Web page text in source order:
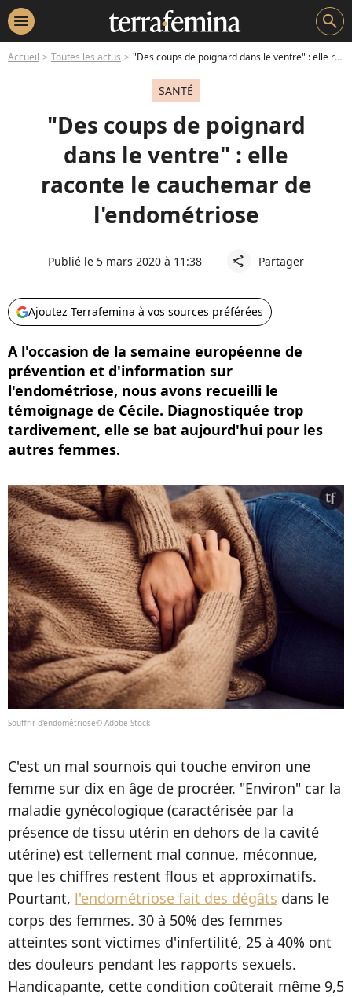
menu search
Accueil Toutes les actus "Des coups de poignard dans le ventre" : elle raconte le cauchemar de l'endométriose
SANTÉ
"Des coups de poignard
dans le ventre" : elle
raconte le cauchemar de
l'endométriose
Publié le 5 mars 2020 à 11:38 share Partager
Ajoutez Terrafemina à vos sources préférées
A l'occasion de la semaine européenne de
prévention et d'information sur
l'endométriose, nous avons recueilli le
témoignage de Cécile. Diagnostiquée trop
tardivement, elle se bat aujourd'hui pour les
autres femmes.
Souffrir d'endométriose© Adobe Stock
C'est un mal sournois qui touche environ une
femme sur dix en âge de procréer. "Environ" car la
maladie gynécologique (caractérisée par la
présence de tissu utérin en dehors de la cavité
utérine) est tellement mal connue, méconnue,
que les chiffres restent flous et approximatifs.
Pourtant, l'endométriose fait des dégâts dans le
corps des femmes. 30 à 50% des femmes
atteintes sont victimes d'infertilité, 25 à 40% ont
des douleurs pendant les rapports sexuels.
Handicapante, cette condition coûterait même 9,5